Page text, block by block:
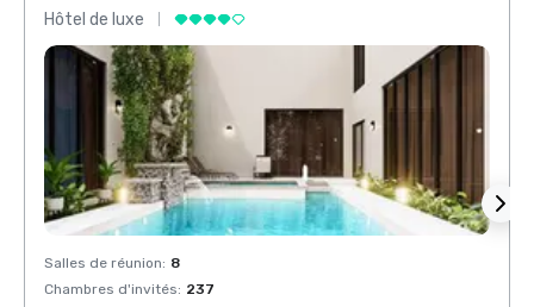
Hôtel de luxe
Salles de réunion: 8
Chambres d'invités: 237